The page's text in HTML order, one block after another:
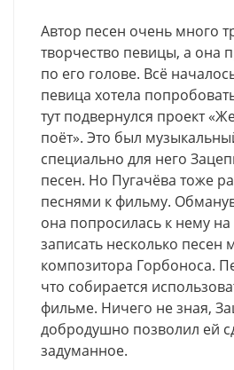
Автор песен очень много
творчество певицы, а она
по его голове. Всё
певица хотела
тут подвернулся проект
поёт». Это был
специально для него
песен. Но Пугачёва тоже
песнями к фильму.
она попросилась к нему
записать несколько песен
композитора Горбоноса.
что собирается
фильме. Ничего не зная,
добродушно позволил ей
задуманное.